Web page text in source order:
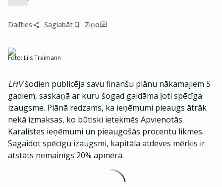
Dalīties Saglabāt Ziņo
Foto: Liis Treimann
LHVšodien publicēja savu finanšu plānu nākamajiem 5
gadiem, saskaņā ar kuru šogad gaidāma ļoti spēcīga
izaugsme. Plānā redzams, ka ieņēmumi pieaugs ātrāk
nekā izmaksas, ko būtiski ietekmēs Apvienotās
Karalistes ieņēmumi un pieaugošās procentu likmes.
Sagaidot spēcīgu izaugsmi, kapitāla atdeves mērķis ir
atstāts nemainīgs 20% apmērā.